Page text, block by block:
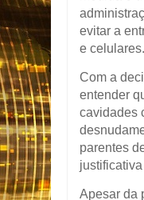
evitar a
e celulares.
Com a
entender
cavidades
parentes
Apesar da